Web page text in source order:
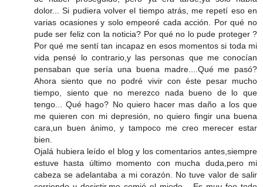
dolor... Si pudiera volver el tiempo atrás, me repetí eso en
varias ocasiones y solo empeoré cada acción. Por qué no
pude ser feliz con la noticia? Por qué no lo pude proteger ?
Por qué me sentí tan incapaz en esos momentos si toda mi
vida pensé lo contrario,y las personas que me conocían
pensaban que sería una buena madre....Qué me pasó?
Ahora siento que no podré vivir con éste pesar mucho
tiempo, siento que no merezco nada bueno de lo que
tengo... Qué hago? No quiero hacer mas daño a los que
me quieren con mi depresión, no quiero fingir una buena
cara,un buen ánimo, y tampoco me creo merecer estar
bien.
Ojalá hubiera leído el blog y los comentarios antes,siempre
estuve hasta último momento con mucha duda,pero mi
cabeza se adelantaba a mi corazón. No tuve valor de salir